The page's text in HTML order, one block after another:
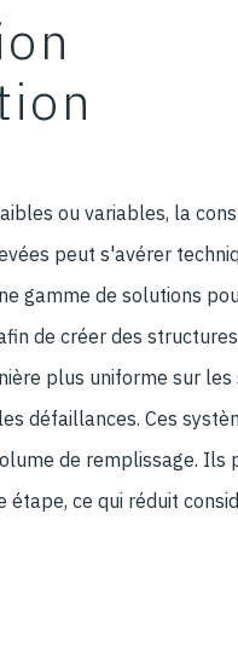
ou variables, la
peut s'avérer
gamme de solutions
de créer des
plus uniforme sur
défaillances. Ces
de remplissage. Ils
étape, ce qui réduit